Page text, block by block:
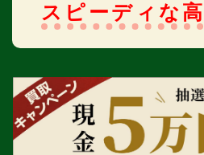
スピーディな